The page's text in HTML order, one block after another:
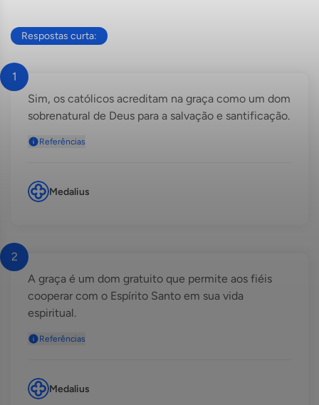
Respostas curta:
1
Sim, os católicos acreditam na graça como um dom
sobrenatural de Deus para a salvação e santificação.
Referências
Medalius
2
A graça é um dom gratuito que permite aos fiéis
cooperar com o Espírito Santo em sua vida
espiritual.
Referências
Medalius